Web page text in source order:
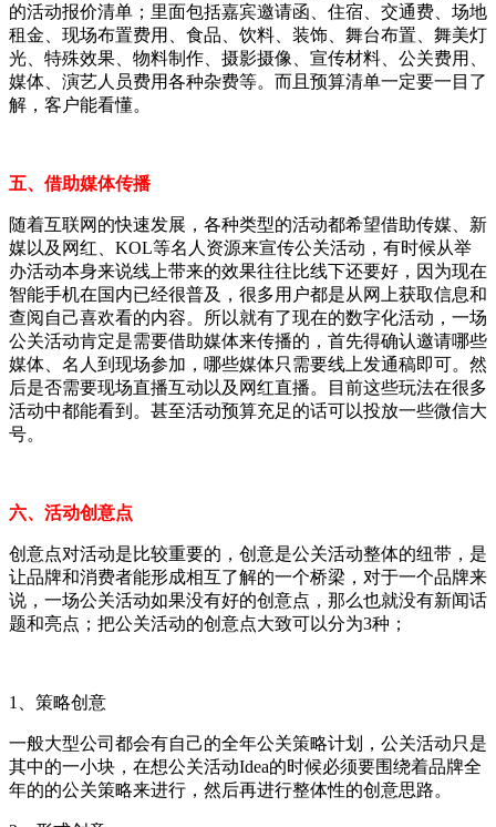
的活动报价清单；里面包括嘉宾邀请函、住宿、交通费、场地
租金、现场布置费用、食品、饮料、装饰、舞台布置、舞美灯
光、特殊效果、物料制作、摄影摄像、宣传材料、公关费用、
媒体、演艺人员费用各种杂费等。而且预算清单一定要一目了
解，客户能看懂。
五、借助媒体传播
随着互联网的快速发展，各种类型的活动都希望借助传媒、新
媒以及网红、KOL等名人资源来宣传公关活动，有时候从举
办活动本身来说线上带来的效果往往比线下还要好，因为现在
智能手机在国内已经很普及，很多用户都是从网上获取信息和
查阅自己喜欢看的内容。所以就有了现在的数字化活动，一场
公关活动肯定是需要借助媒体来传播的，首先得确认邀请哪些
媒体、名人到现场参加，哪些媒体只需要线上发通稿即可。然
后是否需要现场直播互动以及网红直播。目前这些玩法在很多
活动中都能看到。甚至活动预算充足的话可以投放一些微信大
号。
六、活动创意点
创意点对活动是比较重要的，创意是公关活动整体的纽带，是
让品牌和消费者能形成相互了解的一个桥梁，对于一个品牌来
说，一场公关活动如果没有好的创意点，那么也就没有新闻话
题和亮点；把公关活动的创意点大致可以分为3种；
1、策略创意
一般大型公司都会有自己的全年公关策略计划，公关活动只是
其中的一小块，在想公关活动Idea的时候必须要围绕着品牌全
年的的公关策略来进行，然后再进行整体性的创意思路。